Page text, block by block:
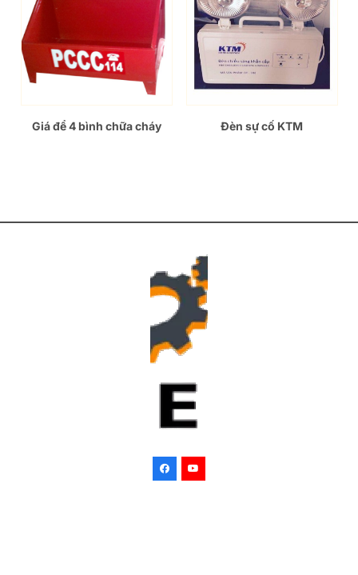
Giá để 4 bình chữa cháy Đèn sự cố KTM